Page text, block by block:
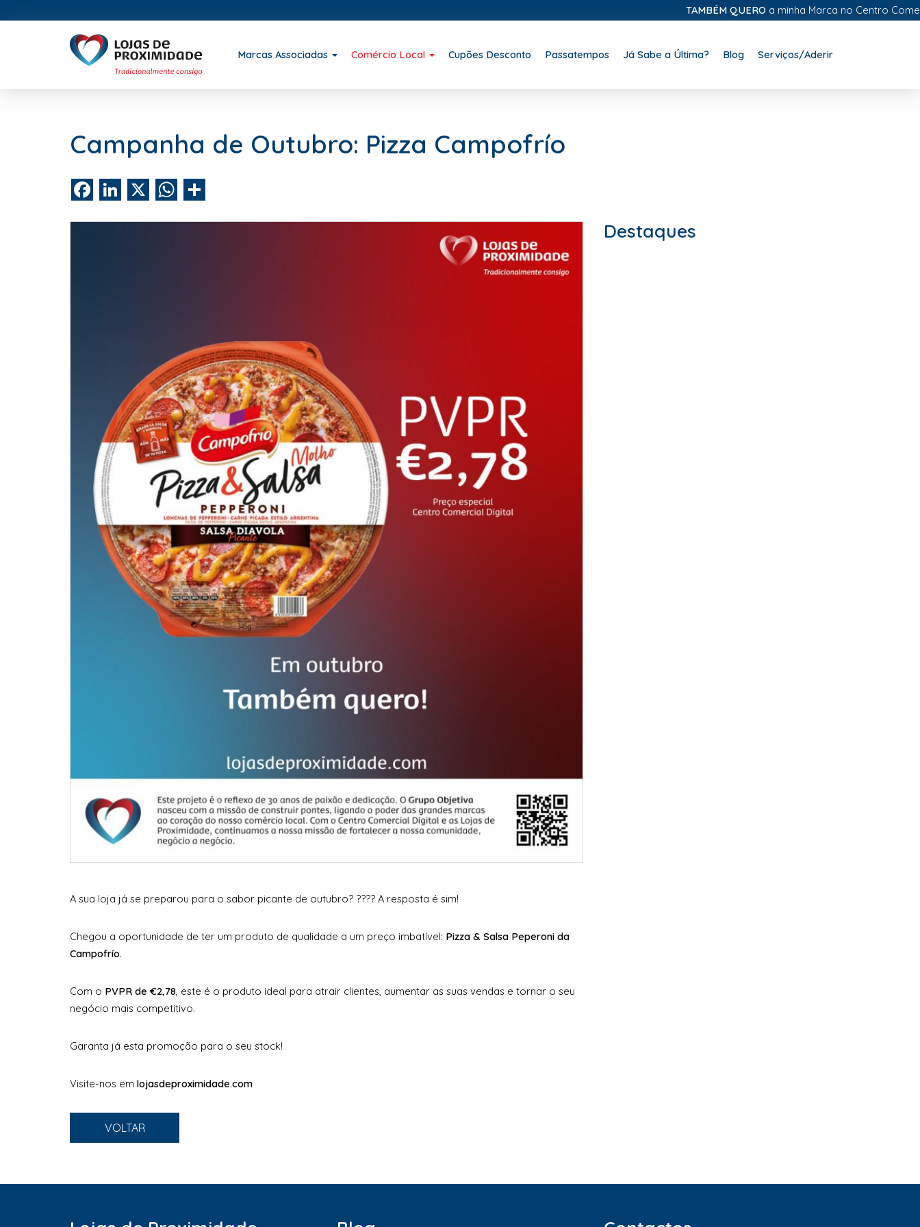
TAMBÉM QUEROa minha Marca no Centro Comercial
Marcas Associadas Comércio Local Cupões Desconto Passatempos Já Sabe a Última? Blog Serviços/Aderir
Campanha de Outubro: Pizza Campofrío
FacebookLinkedIn WhatsApp
A sua loja já se preparou para o sabor picante de outubro? ???? A resposta é sim!
Chegou a oportunidade de ter um produto de qualidade a um preço imbatível: Pizza & Salsa Peperoni da
Campofrío.
Com o PVPR de €2,78 , este é o produto ideal para atrair clientes, aumentar as suas vendas e tornar o seu
negócio mais competitivo.
Garanta já esta promoção para o seu stock!
Visite-nos em lojasdeproximidade.com
VOLTAR
Destaques